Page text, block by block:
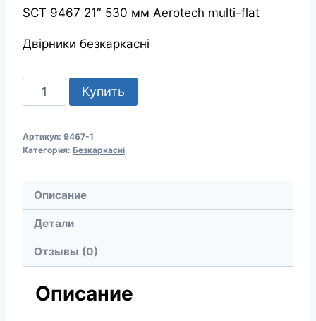
SCT 9467 21″ 530 мм Aerotech multi-flat
Двірники безкаркасні
Количество
товара
9467
530
мм
Aerotech
multi-
flat
Купить
Артикул: 9467-1
Категория: Безкаркасні
Описание
Детали
Отзывы (0)
Описание